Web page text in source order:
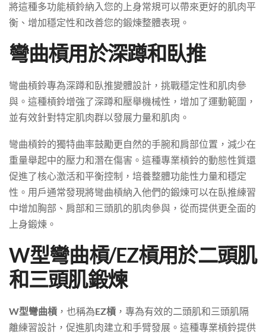
將這種多功能槓鈴納入您的上身常規可以帶來更好的肌肉平
衡、增加穩定性和改善您的鍛煉整體表現。
彎曲槓用於深蹲和臥推
彎曲槓鈴專為深蹲和臥推變體設計，挑戰穩定性和肌肉參
與。這種槓鈴增強了深蹲和壓舉機械性，增加了運動範圍，
並有效針對特定肌肉群以發展力量和肌肉。
彎曲槓鈴的獨特曲率鼓勵更自然的手腕和肩部位置，減少在
重量舉起中的壓力和潛在傷害。這種專業槓鈴的動態性質還
促進了核心激活和平衡控制，培養整體功能性力量和穩定
性。用戶通常發現將彎曲槓納入他們的鍛煉可以在臥推練習
中增加胸部、肩部和三頭肌的肌肉參與，從而提供更全面的
上身鍛煉。
W型彎曲槓/EZ槓用於二頭肌
和三頭肌鍛煉
W型彎曲槓 ，也稱為EZ槓 ，專為有效的二頭肌和三頭肌隔
離練習設計，促進肌肉建立和手臂發展。這種專業槓鈴提供